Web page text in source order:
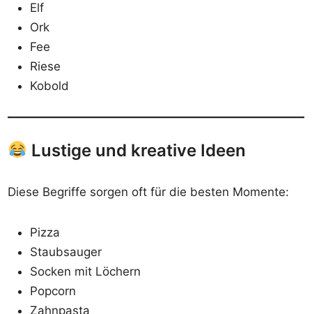
Elf
Ork
Fee
Riese
Kobold
Lustige und kreative Ideen
Diese Begriffe sorgen oft für die besten Momente:
Pizza
Staubsauger
Socken mit Löchern
Popcorn
Zahnpasta